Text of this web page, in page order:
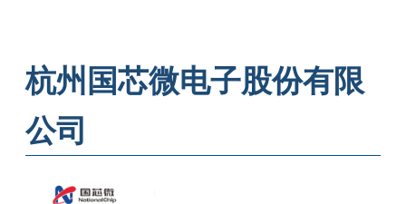
杭州国芯微电子股份有限
公司